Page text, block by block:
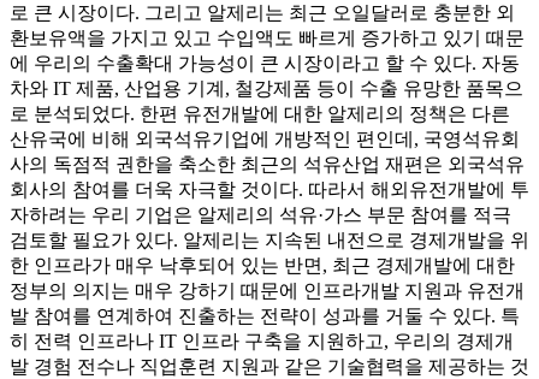
로 큰 시장이다. 그리고 알제리는 최근 오일달러로 충분한 외
환보유액을 가지고 있고 수입액도 빠르게 증가하고 있기 때문
에 우리의 수출확대 가능성이 큰 시장이라고 할 수 있다. 자동
차와 IT 제품, 산업용 기계, 철강제품 등이 수출 유망한 품목으
로 분석되었다. 한편 유전개발에 대한 알제리의 정책은 다른
산유국에 비해 외국석유기업에 개방적인 편인데, 국영석유회
사의 독점적 권한을 축소한 최근의 석유산업 재편은 외국석유
회사의 참여를 더욱 자극할 것이다. 따라서 해외유전개발에 투
자하려는 우리 기업은 알제리의 석유·가스 부문 참여를 적극
검토할 필요가 있다. 알제리는 지속된 내전으로 경제개발을 위
한 인프라가 매우 낙후되어 있는 반면, 최근 경제개발에 대한
정부의 의지는 매우 강하기 때문에 인프라개발 지원과 유전개
발 참여를 연계하여 진출하는 전략이 성과를 거둘 수 있다. 특
히 전력 인프라나 IT 인프라 구축을 지원하고, 우리의 경제개
발 경험 전수나 직업훈련 지원과 같은 기술협력을 제공하는 것